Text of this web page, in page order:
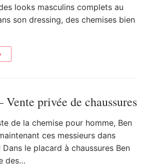
looks masculins complets au
son dressing, des chemises bien
Vente privée de chaussures
de la chemise pour homme, Ben
ces messieurs dans
le placard à chaussures Ben
des…